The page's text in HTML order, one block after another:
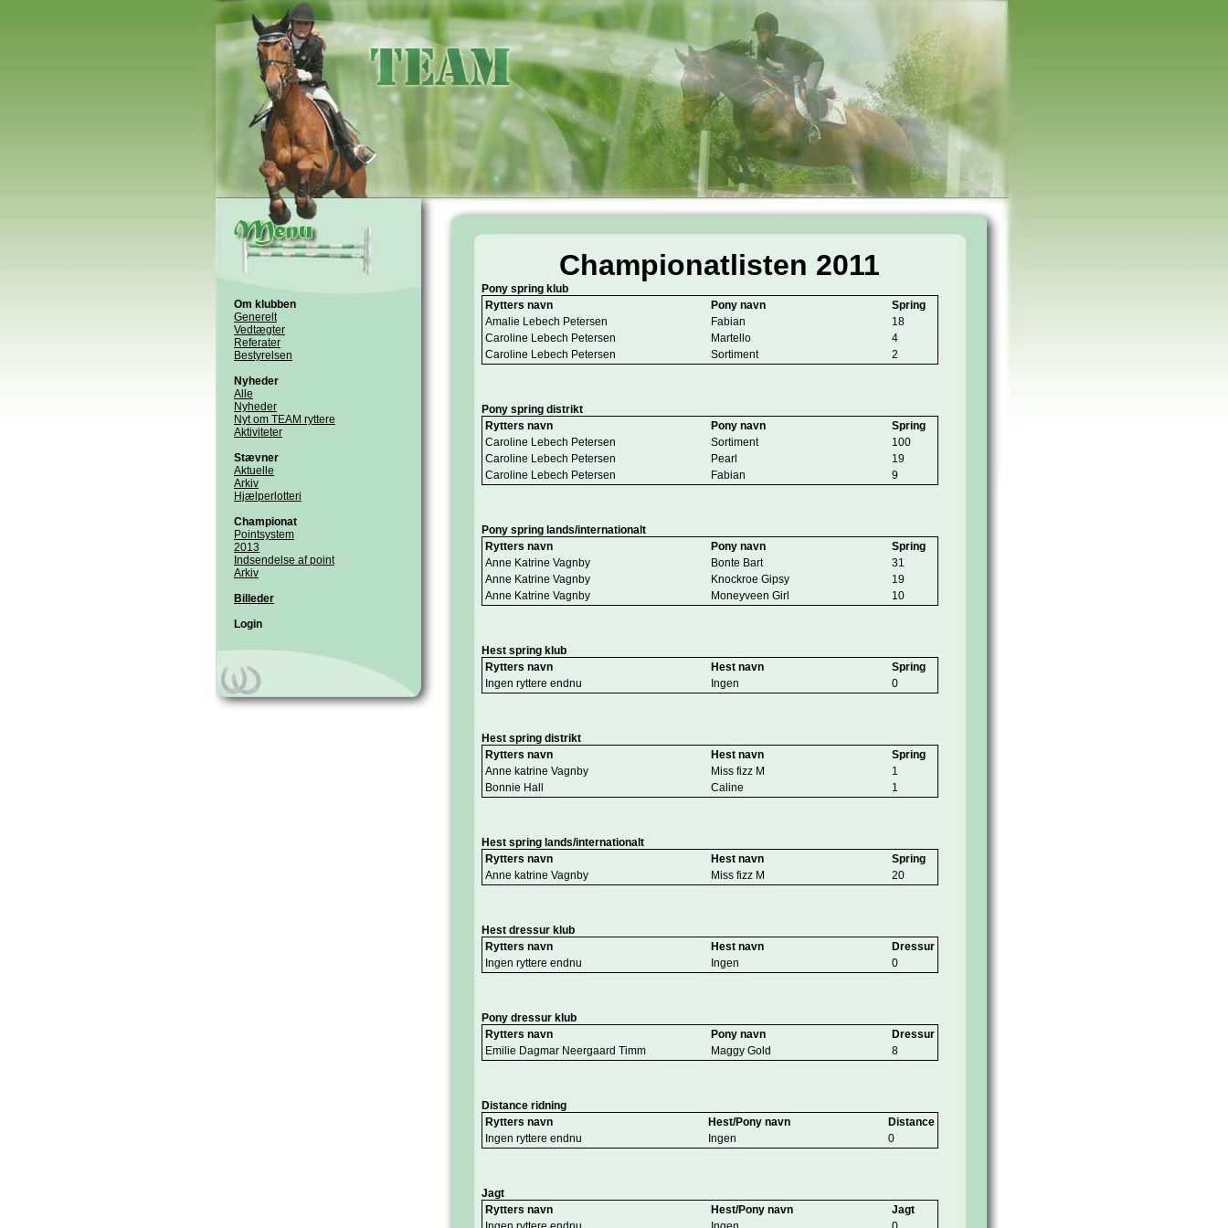
Om klubben
Generelt
Vedtægter
Referater
Bestyrelsen
Nyheder
Alle
Nyheder
Nyt om TEAM ryttere
Aktiviteter
Stævner
Aktuelle
Arkiv
Hjælperlotteri
Championat
Pointsystem
2013
Indsendelse af point
Arkiv
Billeder
Login
Championatlisten 2011
Pony spring klub
Rytters navn
Pony navn
Spring
Amalie Lebech Petersen
Fabian
18
Caroline Lebech Petersen
Martello
4
Caroline Lebech Petersen
Sortiment 2
Pony spring distrikt
Rytters navn
Pony navn
Spring
Caroline Lebech Petersen
Sortiment
100
Caroline Lebech Petersen
Pearl
19
Caroline Lebech Petersen
Fabian 9
Pony spring lands/internationalt
Rytters navn
Pony navn
Spring
Anne Katrine Vagnby
Bonte Bart
31
Anne Katrine Vagnby
Knockroe Gipsy
19
Anne Katrine Vagnby
Moneyveen Girl 10
Hest spring klub
Rytters navn
Hest navn
Spring
Ingen ryttere endnu
Ingen 0
Hest spring distrikt
Rytters navn
Hest navn
Spring
Anne katrine Vagnby
Miss fizz M
1
Bonnie Hall
Caline 1
Hest spring lands/internationalt
Rytters navn
Hest navn
Spring
Anne katrine Vagnby
Miss fizz M 20
Hest dressur klub
Rytters navn
Hest navn
Dressur
Ingen ryttere endnu
Ingen 0
Pony dressur klub
Rytters navn
Pony navn
Dressur
Emilie Dagmar Neergaard Timm
Maggy Gold 8
Distance ridning
Rytters navn
Hest/Pony navn
Distance
Ingen ryttere endnu
Ingen 0
Jagt
Rytters navn
Hest/Pony navn
Jagt